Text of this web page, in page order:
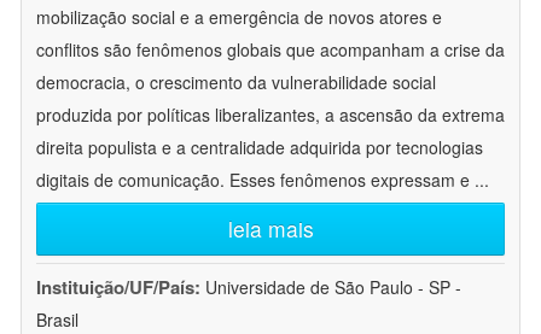
mobilização social e a emergência de novos atores e
conflitos são fenômenos globais que acompanham a crise da
democracia, o crescimento da vulnerabilidade social
produzida por políticas liberalizantes, a ascensão da extrema
direita populista e a centralidade adquirida por tecnologias
digitais de comunicação. Esses fenômenos expressam e ...
leia mais
Instituição/UF/País: Universidade de São Paulo - SP -
Brasil